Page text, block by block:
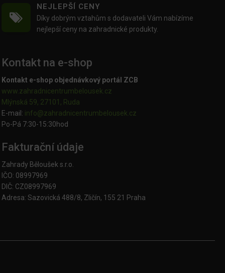
NEJLEPŠÍ CENY
Díky dobrým vztahům s dodavateli Vám nabízíme
nejlepší ceny na zahradnické produkty.
Kontakt na e-shop
Kontakt e-shop objednávkový portál ZCB
www.zahradnicentrumbelousek.cz
Mlýnská 59, 27101, Ruda
E-mail: info@zahradnicentrumbelousek. cz
Po-Pá 7:30-15:30hod
Fakturační údaje
Zahrady Běloušek s.r.o.
IČO: 08997969
DIČ: CZ08997969
Adresa: Sazovická 488/8, Zličín, 155 21 Praha